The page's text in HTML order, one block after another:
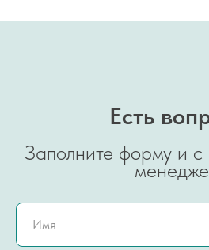
Есть
Заполните форму и с